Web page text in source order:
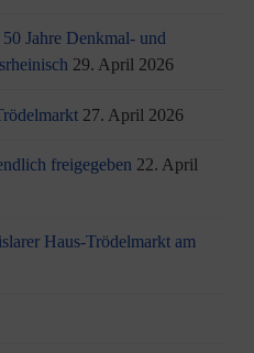
Jahre Denkmal- und
29. April 2026
27. April 2026
freigegeben 22. April
Haus-Trödelmarkt am